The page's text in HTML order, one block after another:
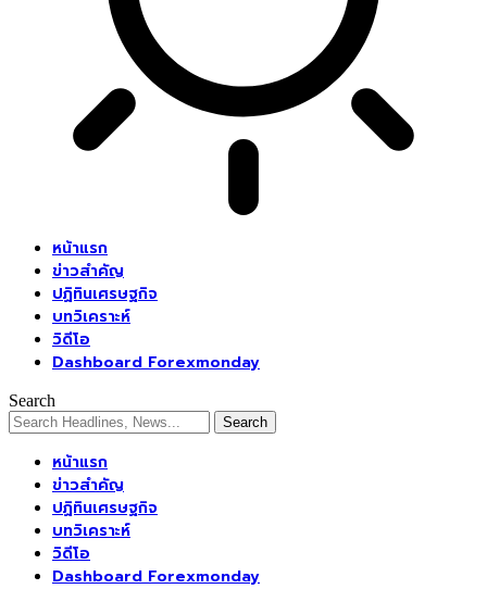
หน้าแรก
ข่าวสำคัญ
ปฏิทินเศรษฐกิจ
บทวิเคราะห์
วิดีโอ
Dashboard Forexmonday
Search
หน้าแรก
ข่าวสำคัญ
ปฏิทินเศรษฐกิจ
บทวิเคราะห์
วิดีโอ
Dashboard Forexmonday